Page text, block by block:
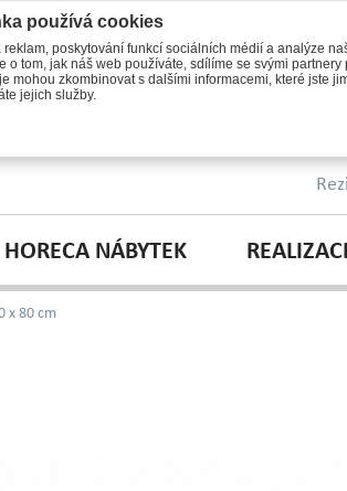
HORECA NÁBYTEK
x 80 cm
používá cookies
poskytování funkcí sociálních médií a analýze
o tom, jak náš web používáte, sdílíme se svými
mohou zkombinovat s dalšími informacemi, které jste
jejich služby.